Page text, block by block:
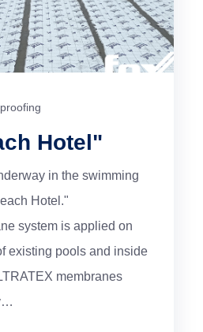
Hotel"
in the swimming
Hotel."
system is applied on
existing pools and inside
membranes